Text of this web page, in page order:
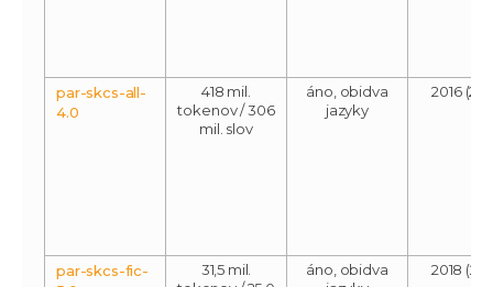
par-skcs-all-
4.0
418 mil.
tokenov / 306
mil. slov
áno, obidva
jazyky
2016
par-skcs-fic-
31,5 mil.
áno, obidva
2018